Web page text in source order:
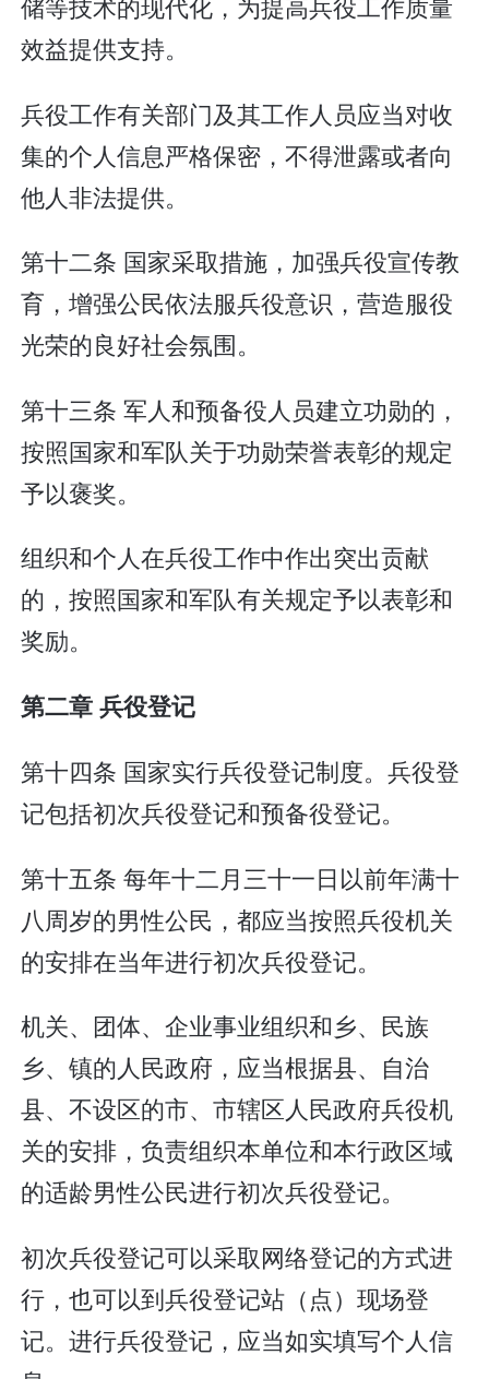
效益提供支持。
兵役工作有关部门及其工作人员应当对收
集的个人信息严格保密，不得泄露或者向
他人非法提供。
第十二条 国家采取措施，加强兵役宣传教
育，增强公民依法服兵役意识，营造服役
光荣的良好社会氛围。
第十三条 军人和预备役人员建立功勋的，
按照国家和军队关于功勋荣誉表彰的规定
予以褒奖。
组织和个人在兵役工作中作出突出贡献
的，按照国家和军队有关规定予以表彰和
奖励。
第二章 兵役登记
第十四条 国家实行兵役登记制度。兵役登
记包括初次兵役登记和预备役登记。
第十五条 每年十二月三十一日以前年满十
八周岁的男性公民，都应当按照兵役机关
的安排在当年进行初次兵役登记。
机关、团体、企业事业组织和乡、民族
乡、镇的人民政府，应当根据县、自治
县、不设区的市、市辖区人民政府兵役机
关的安排，负责组织本单位和本行政区域
的适龄男性公民进行初次兵役登记。
初次兵役登记可以采取网络登记的方式进
行，也可以到兵役登记站（点）现场登
记。进行兵役登记，应当如实填写个人信